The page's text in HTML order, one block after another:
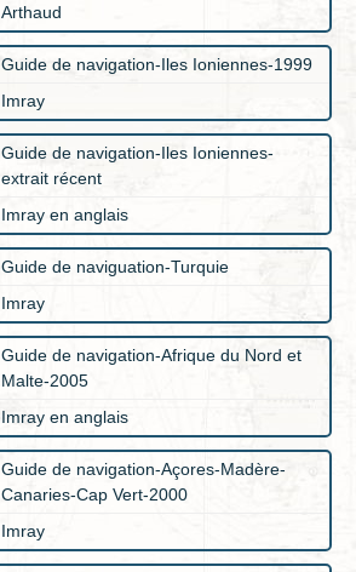
Arthaud
Guide de navigation-Iles Ioniennes-1999
Imray
Guide de navigation-Iles Ioniennes-
extrait récent
Imray en anglais
Guide de naviguation-Turquie
Imray
Guide de navigation-Afrique du Nord et
Malte-2005
Imray en anglais
Guide de navigation-Açores-Madère-
Canaries-Cap Vert-2000
Imray